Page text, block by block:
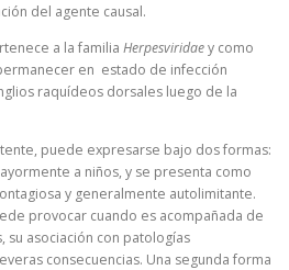
del agente causal.
a la familia Herpesviridaey como
en estado de infección
raquídeos dorsales luego de la
puede expresarse bajo dos formas:
a niños, y se presenta como
y generalmente autolimitante.
provocar cuando es acompañada de
su asociación con patologías
consecuencias. Una segunda forma